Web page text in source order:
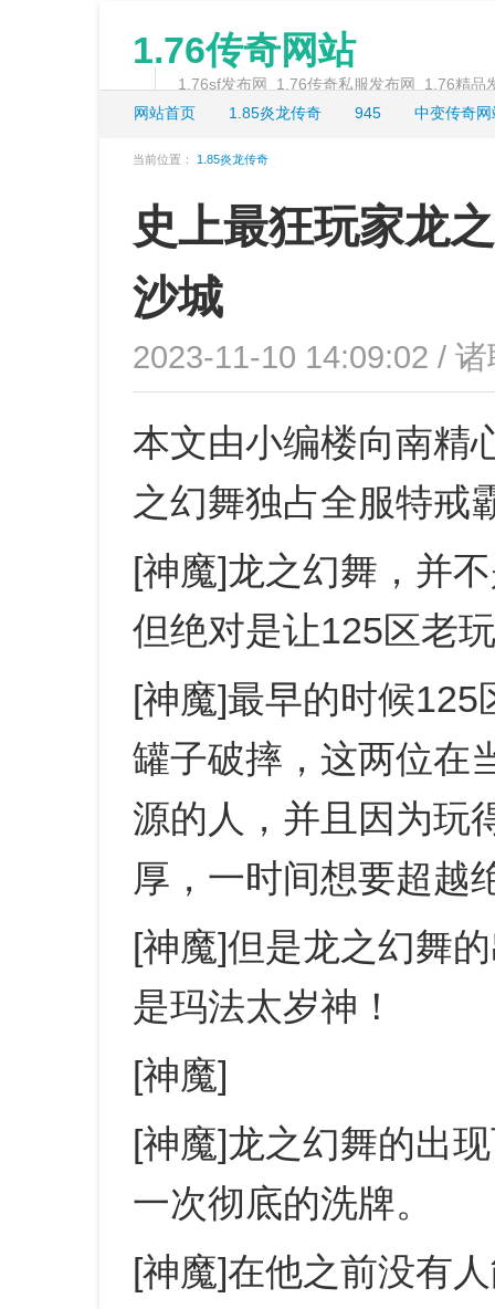
1.76传奇网站
1.76sf发布网_1.76传奇私服发布网_1.76精
网站首页
1.85炎龙传奇 945 中变传奇网
当前位置： 1.85炎龙传奇
史上最狂玩家龙
沙城
2023-11-10 14:09:02 /
本文由小编楼向南精
之幻舞独占全服特戒
[神魔]龙之幻舞，并
但绝对是让125区老
[神魔]最早的时候
罐子破摔，这两位在
源的人，并且因为玩
厚，一时间想要超越
[神魔]但是龙之幻舞
是玛法太岁神！
[神魔]
[神魔]龙之幻舞的出
一次彻底的洗牌。
[神魔]在他之前没有